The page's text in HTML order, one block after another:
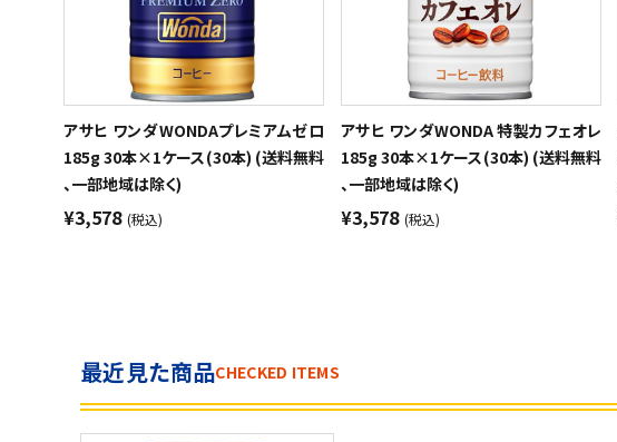
アサヒ ワンダWONDAプレミアムゼロ
185g 30本×1ケース(30本) (送料無料
、一部地域は除く)
¥3,578 (税込)
アサヒ ワンダWONDA 特製カフェオレ
185g 30本×1ケース(30本) (送料無料
、一部地域は除く)
¥3,578 (税込)
最近見た商品CHECKED ITEMS